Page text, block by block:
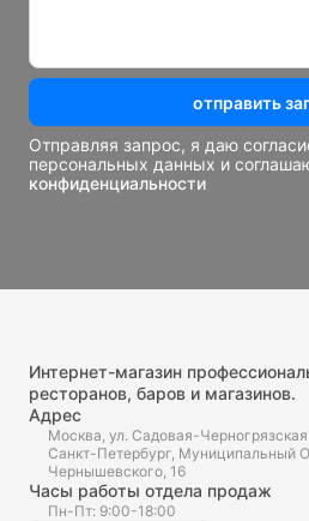
отправить
Отправляя запрос, я даю
персональных данных и
конфиденциальности
Интернет-магазин
ресторанов, баров и магазинов.
Адрес
Москва, ул. Садовая-Черногрязская
Санкт-Петербург, Муниципальный
Чернышевского, 16
Часы работы отдела продаж
Пн-Пт: 9:00-18:00